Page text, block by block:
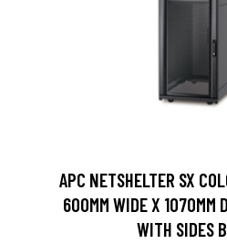
APC NETSHELTER SX
600MM WIDE X 1070MM
WITH SIDES